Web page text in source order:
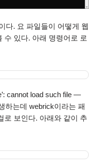
다. 요 파일들이 어떻게 웹
수 있다. 아래 명령어로 로
cannot load such file —
하는데 webrick이라는 패
로 보인다. 아래와 같이 추